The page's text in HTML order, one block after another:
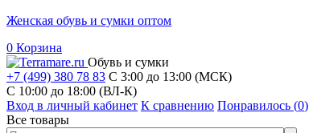
Женская обувь и сумки оптом
0 Корзина
Обувь и сумки
+7 (499) 380 78 83 С 3:00 до 13:00 (МСК)
C 10:00 до 18:00 (ВЛ-К)
Вход в личный кабинет К сравнению Понравилось (0)
Все товары